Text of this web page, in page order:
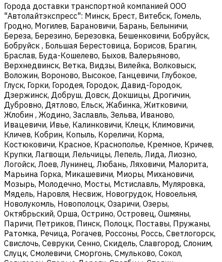
Города доставки транспортной компанией ООО
"Автолайтэкспресс": Минск, Брест, Витебск, Гомель,
Гродно, Могилев, Барановичи, Барань, Белыничи,
Береза, Березино, Березовка, Бешенковичи, Бобруйск,
Бобруйск , Большая Берестовица, Борисов, Брагин,
Браслав, Буда-Кошелево, Быхов, Валерьяново,
Верхнедвинск, Ветка, Видзы, Вилейка, Волковыск,
Воложин, Вороново, Высокое, Ганцевичи, Глубокое,
Глуск, Горки, Городея, Городок, Давид-Городок,
Дзержинск, Добруш, Довск, Докшицы, Дрогичин,
Дубровно, Дятлово, Ельск, Жабинка, Житковичи,
Жлобин , Жодино, Заславль, Зельва, Иваново,
Ивацевичи, Ивье, Калинковичи, Клецк, Климовичи,
Кличев, Кобрин, Копыль, Кореличи, Корма,
Костюковичи, Красное, Краснополье, Кремное, Кричев,
Крупки, Лагвощи, Лельчицы, Лепель, Лида, Лиозно,
Логойск, Лоев, Лунинец, Любань, Ляховичи, Малорита,
Марьина Горка, Микашевичи, Миоры, Михановичи,
Мозырь, Молодечно, Мосты, Мстиславль, Муляровка,
Мядель, Наровля, Несвиж, Новогрудок, Новоельня,
Новолукомль, Новополоцк, Озаричи, Озеры,
Октябрьский, Орша, Острино, Островец, Ошмяны,
Паричи, Петриков, Пинск, Полоцк, Поставы, Пружаны,
Ратомка, Речица, Рогачев, Россоны, Россь, Светлогорск,
Свислочь, Севруки, Сенно, Скидель, Славгород, Слоним,
Слуцк, Смолевичи, Сморгонь, Смульково, Сокол,